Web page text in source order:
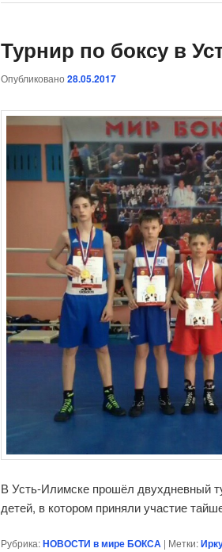
Турнир по боксу в
Опубликовано 28.05.2017
В Усть-Илимске прошёл двухдневный
детей, в котором приняли участие
Рубрика:НОВОСТИ в мире БОКСА | Метки: